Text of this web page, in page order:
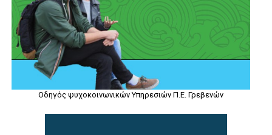
Οδηγός ψυχοκοινωνικών Υπηρεσιών Π.Ε. Γρεβενών